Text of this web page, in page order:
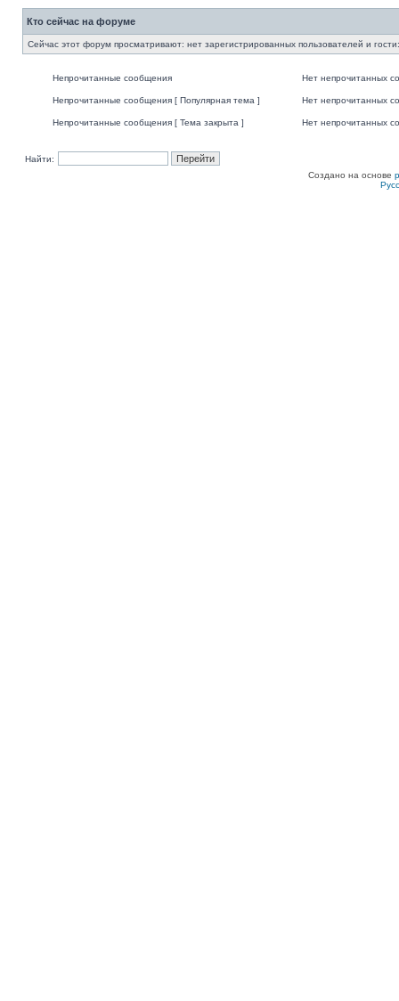
Кто сейчас на форуме
Сейчас этот форум просматривают: нет зарегистрированных пользователей и
Непрочитанные сообщения Нет непрочитанных
Непрочитанные сообщения [ Популярная тема ] Нет непрочитанных
Непрочитанные сообщения [ Тема закрыта ] Нет непрочитанных
Найти:
Создано на основе